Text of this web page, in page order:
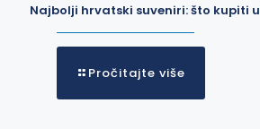
Najbolji hrvatski suveniri: što kupiti
Pročitajte više